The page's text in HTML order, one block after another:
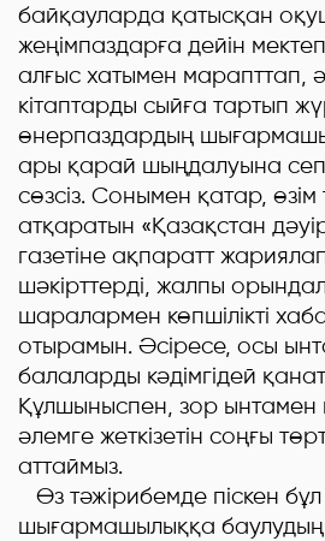
байқауларда қатысқан
жеңімпаздарға дейін
алғыс хатымен марапттап,
кітаптарды сыйға тартып
өнерпаздардың
ары қарай шыңдалуына
сөзсіз. Сонымен қатар, өзім
атқаратын «Қазақстан
газетіне ақпаратт
шәкірттерді, жалпы
шаралармен көпшілікті
отырамын. Әсіресе, осы
балаларды кәдімгідей
Құлшыныспен, зор
әлемге жеткізетін соңғы
аттаймыз.
Өз тәжірибемде піскен бұл
шығармашылыққа баулудың